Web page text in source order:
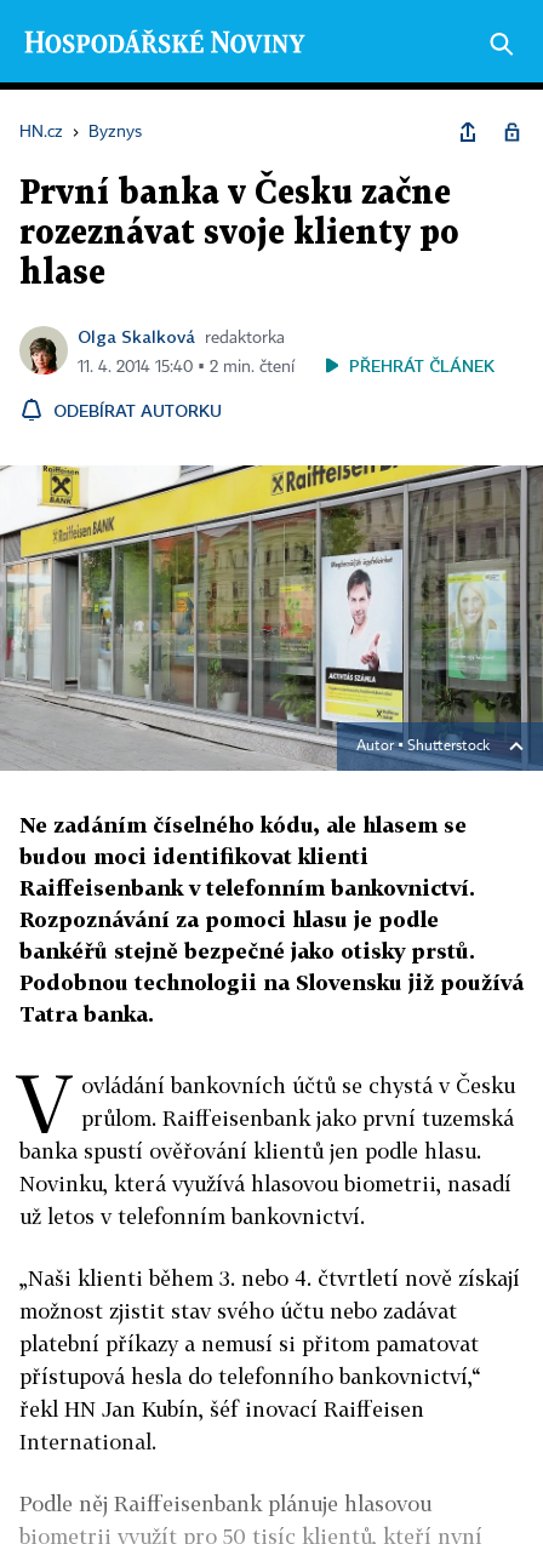
HN.cz › Byznys
První banka v Česku začne
rozeznávat svoje klienty po
hlase
Olga Skalková
redaktorka
11. 4. 2014 15:40 ▪ 2 min. čtení
PŘEHRÁT ČLÁNEK
ODEBÍRAT AUTORKU
Autor ▪ Shutterstock
Ne zadáním číselného kódu, ale hlasem se
budou moci identifikovat klienti
Raiffeisenbank v telefonním bankovnictví.
Rozpoznávání za pomoci hlasu je podle
bankéřů stejně bezpečné jako otisky prstů.
Podobnou technologii na Slovensku již používá
Tatra banka.
V ovládání bankovních účtů se chystá v Česku
průlom. Raiffeisenbank jako první tuzemská
banka spustí ověřování klientů jen podle hlasu.
Novinku, která využívá hlasovou biometrii, nasadí
už letos v telefonním bankovnictví.
„Naši klienti během 3. nebo 4. čtvrtletí nově získají
možnost zjistit stav svého účtu nebo zadávat
platební příkazy a nemusí si přitom pamatovat
přístupová hesla do telefonního bankovnictví,“
řekl HN Jan Kubín, šéf inovací Raiffeisen
International.
Podle něj Raiffeisenbank plánuje hlasovou
biometrii využít pro 50 tisíc klientů, kteří nyní